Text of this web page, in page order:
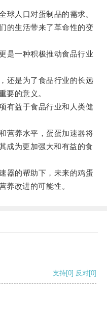
人口对蛋制品的需求。
生活带来了革命性的变
一种积极推动食品行业
是为了食品行业的长远
要的意义。
益于食品行业和人类健
养水平，蛋蛋加速器将
成为更加强大和有益的食
的帮助下，未来的鸡蛋
养改进的可能性。
支持[0] 反对[0]